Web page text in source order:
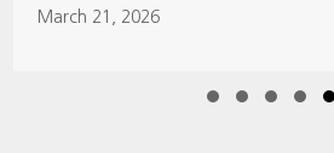
21, 2026